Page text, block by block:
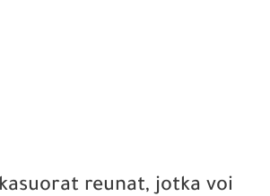
reunat, jotka voi